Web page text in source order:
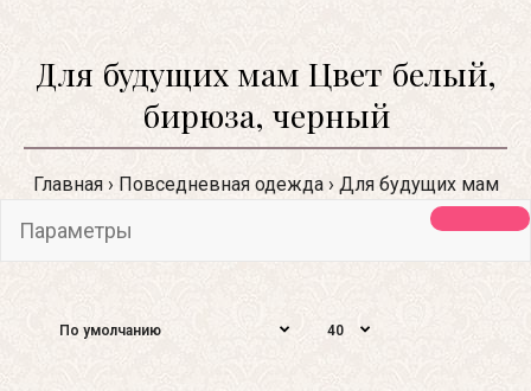
Для будущих мам Цвет белый,
бирюза, черный
Главная Повседневная одежда Для будущих мам
Параметры